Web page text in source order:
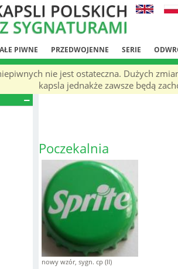
PIWNE PRZEDWOJENNE SERIE
nie jest ostateczna. Dużych
kapsla jednakże zawsze będą
Poczekalnia
nowy wzór, sygn. cp (II)